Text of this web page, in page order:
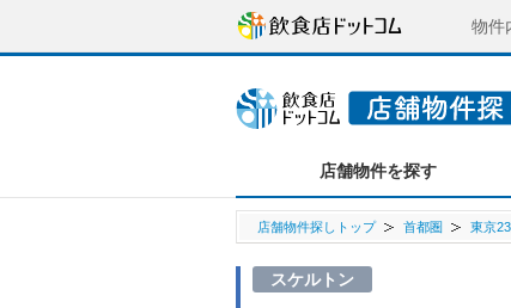
物件
店舗物件を探す
店舗物件探しトップ 首都圏 東京
スケルトン